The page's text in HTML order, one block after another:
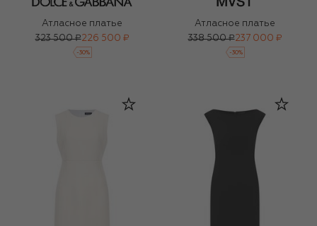
Атласное платье
323 500 ₽226 500 ₽
-30%
Атласное платье
338 500 ₽237 000 ₽
-30%